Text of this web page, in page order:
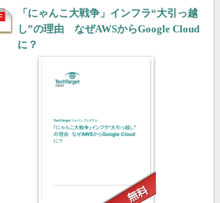
「にゃんこ大戦争」インフラ“大引っ越
し”の理由 なぜAWSからGoogle Cloud
に？